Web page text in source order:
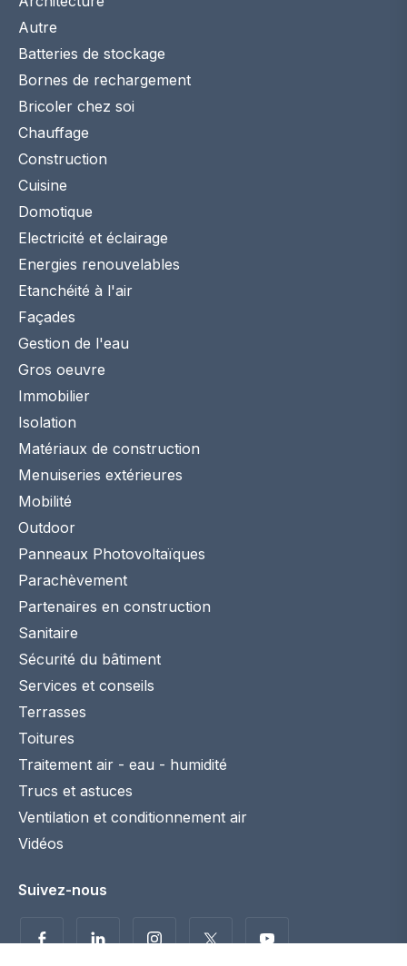
Autre
Batteries de stockage
Bornes de rechargement
Bricoler chez soi
Chauffage
Construction
Cuisine
Domotique
Electricité et éclairage
Energies renouvelables
Etanchéité à l'air
Façades
Gestion de l'eau
Gros oeuvre
Immobilier
Isolation
Matériaux de construction
Menuiseries extérieures
Mobilité
Outdoor
Panneaux Photovoltaïques
Parachèvement
Partenaires en construction
Sanitaire
Sécurité du bâtiment
Services et conseils
Terrasses
Toitures
Traitement air - eau - humidité
Trucs et astuces
Ventilation et conditionnement air
Vidéos
Suivez-nous